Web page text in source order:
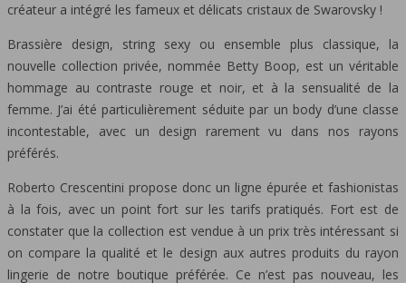
créateur a intégré les fameux et délicats cristaux de Swarovsky !
Brassière design, string sexy ou ensemble plus classique, la
nouvelle collection privée, nommée Betty Boop, est un véritable
hommage au contraste rouge et noir, et à la sensualité de la
femme. J’ai été particulièrement séduite par un body d’une classe
incontestable, avec un design rarement vu dans nos rayons
préférés.
Roberto Crescentini propose donc un ligne épurée et fashionistas
à la fois, avec un point fort sur les tarifs pratiqués. Fort est de
constater que la collection est vendue à un prix très intéressant si
on compare la qualité et le design aux autres produits du rayon
lingerie de notre boutique préférée. Ce n’est pas nouveau, les